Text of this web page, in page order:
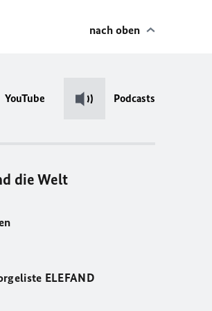
nach oben
YouTube Podcasts
die Welt
ELEFAND